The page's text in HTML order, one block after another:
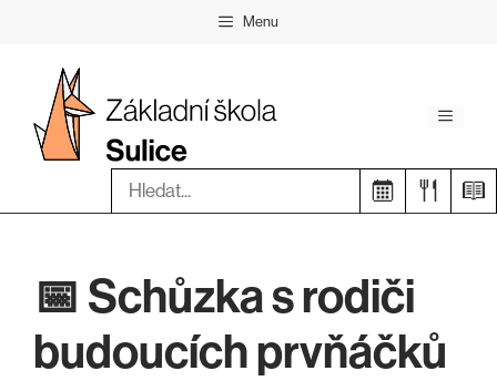
Menu
Menu
Hledat:
📅 Schůzka s rodiči
budoucích prvňáčků